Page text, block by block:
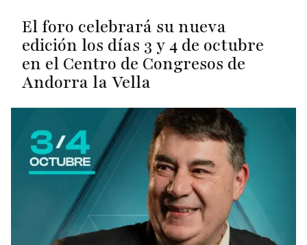
El foro celebrará su nueva
edición los días 3 y 4 de octubre
en el Centro de Congresos de
Andorra la Vella